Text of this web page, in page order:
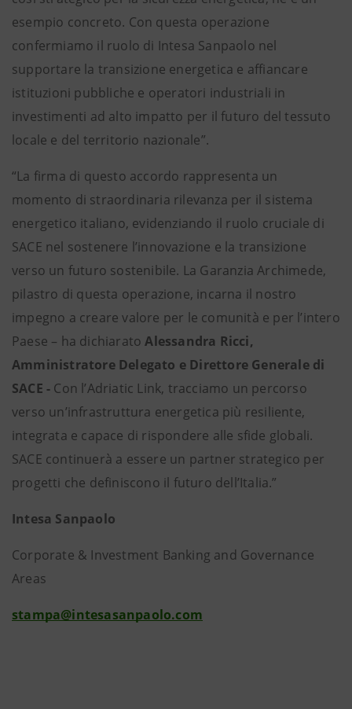
esempio concreto. Con questa operazione
confermiamo il ruolo di Intesa Sanpaolo nel
supportare la transizione energetica e affiancare
istituzioni pubbliche e operatori industriali in
investimenti ad alto impatto per il futuro del tessuto
locale e del territorio nazionale”.
“La firma di questo accordo rappresenta un
momento di straordinaria rilevanza per il sistema
energetico italiano, evidenziando il ruolo cruciale di
SACE nel sostenere l’innovazione e la transizione
verso un futuro sostenibile. La Garanzia Archimede,
pilastro di questa operazione, incarna il nostro
impegno a creare valore per le comunità e per l’intero
Paese – ha dichiaratoAlessandra Ricci,
Amministratore Delegato e Direttore Generale di
SACE - Con l’Adriatic Link, tracciamo un percorso
verso un’infrastruttura energetica più resiliente,
integrata e capace di rispondere alle sfide globali.
SACE continuerà a essere un partner strategico per
progetti che definiscono il futuro dell’Italia.”
Intesa Sanpaolo
Corporate & Investment Banking and Governance
Areas
stampa@intesasanpaolo.com